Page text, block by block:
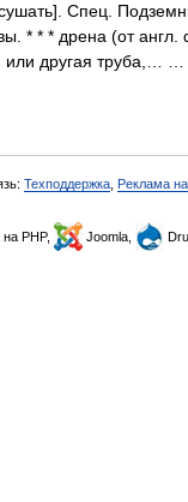
Спец.
* * * дрена (от
или другая труба,… …
Техподдержка Реклама
на PHP, Joomla,